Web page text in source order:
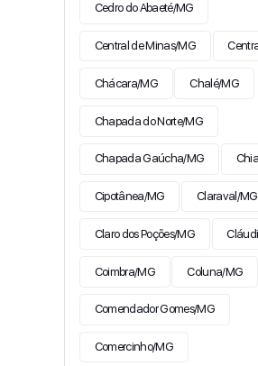
Cedro do Abaeté/MG
Central de Minas/MG
Chácara/MG Chalé/MG
Chapada do Norte/MG
Chapada Gaúcha/MG
Cipotânea/MG Claraval/MG
Claro dos Poções/MG
Coimbra/MG Coluna/MG
Comendador Gomes/MG
Comercinho/MG